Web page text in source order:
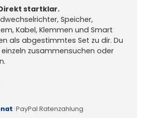
startklar.
Speicher,
Kabel, Klemmen und Smart
als abgestimmtes Set zu dir. Du
zusammensuchen oder
·PayPal Ratenzahlung